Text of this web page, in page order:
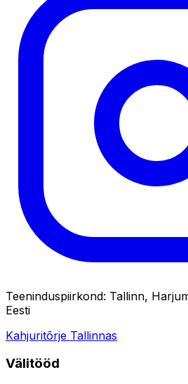
Teeninduspiirkond: Tallinn,
Eesti
Kahjuritõrje Tallinnas
Välitööd